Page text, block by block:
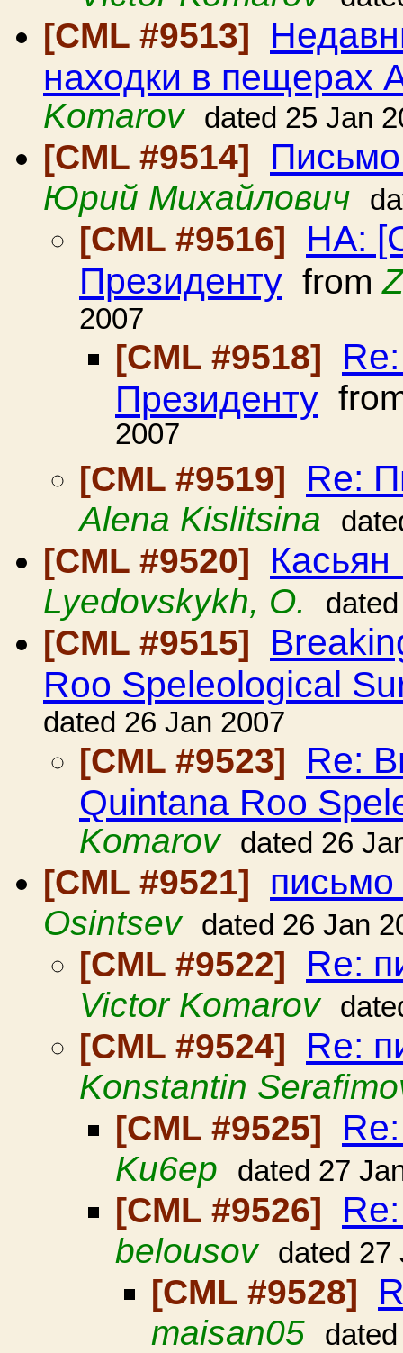
[CML #9513]
находки в пещерах
Komarov
dated 25 Jan
[CML #9514]
Юрий Михайлович
[CML #9516]
HA:
Президенту from
2007
[CML #9518]
Президенту
2007
[CML #9519]
Re:
Alena Kislitsina
[CML #9520]
Lyedovskykh, O.
[CML #9515]
Roo Speleological
dated 26 Jan 2007
[CML #9523] Re:
Quintana Roo
Komarov
dated 26
[CML #9521] письмо
Osintsev dated 26 Jan
[CML #9522] Re:
Victor Komarov
[CML #9524] Re:
Konstantin
[CML #9525]
Ku6ep dated 27
[CML #9526]
belousov dated 27
[CML #9528]
maisan05